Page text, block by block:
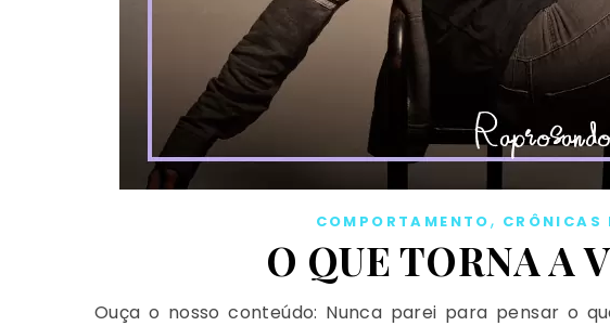
COMPORTAMENTO, CRÔNICAS
O QUE TORNA A
Ouça o nosso conteúdo: Nunca parei para pensar o